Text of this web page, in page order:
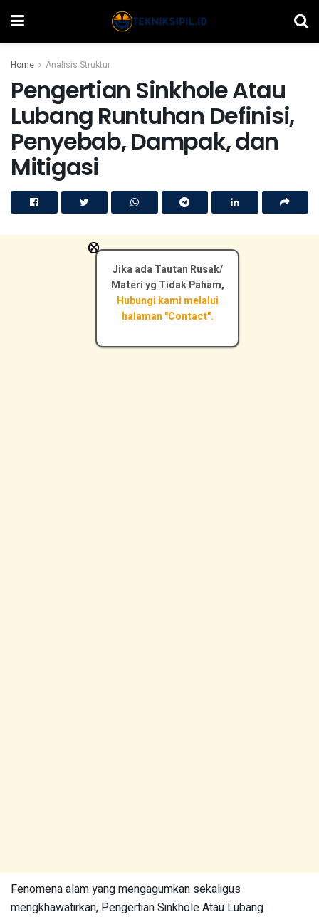
Home Analisis Struktur
Pengertian Sinkhole Atau
Lubang Runtuhan Definisi,
Penyebab, Dampak, dan
Mitigasi
Fenomena alam yang mengagumkan sekaligus
mengkhawatirkan, Pengertian Sinkhole Atau Lubang
Jika ada Tautan Rusak/
Materi yg Tidak Paham,
Hubungi kami melalui
halaman "Contact".
×